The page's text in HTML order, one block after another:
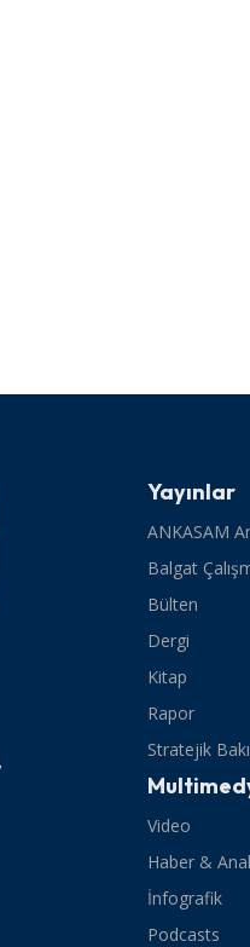
Yayınlar
ANKASAM
Balgat
Bülten
Dergi
Kitap
Rapor
Stratejik
Video
Haber &
İnfografik
Podcasts